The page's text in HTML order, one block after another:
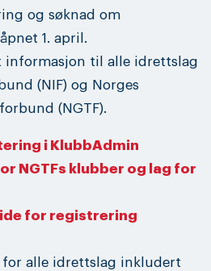
og søknad om
1. april.
informasjon til alle idrettslag
(NIF) og Norges
(NGTF).
i KlubbAdmin
NGTFs klubber og lag for
for registrering
for alle idrettslag inkludert